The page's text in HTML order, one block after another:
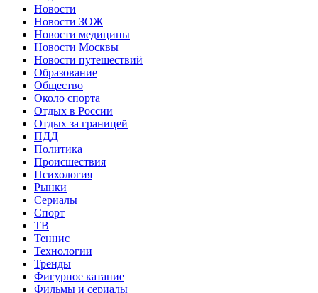
Новости
Новости ЗОЖ
Новости медицины
Новости Москвы
Новости путешествий
Образование
Общество
Около спорта
Отдых в России
Отдых за границей
ПДД
Политика
Происшествия
Психология
Рынки
Сериалы
Спорт
ТВ
Теннис
Технологии
Тренды
Фигурное катание
Фильмы и сериалы